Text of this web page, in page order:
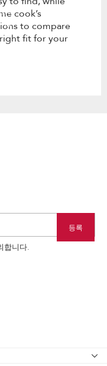
cook’s
to compare
fit for your
합니다.